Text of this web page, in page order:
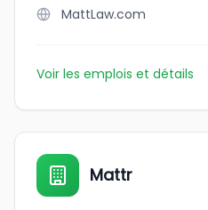
MattLaw.com
Voir les emplois et détails
Mattr